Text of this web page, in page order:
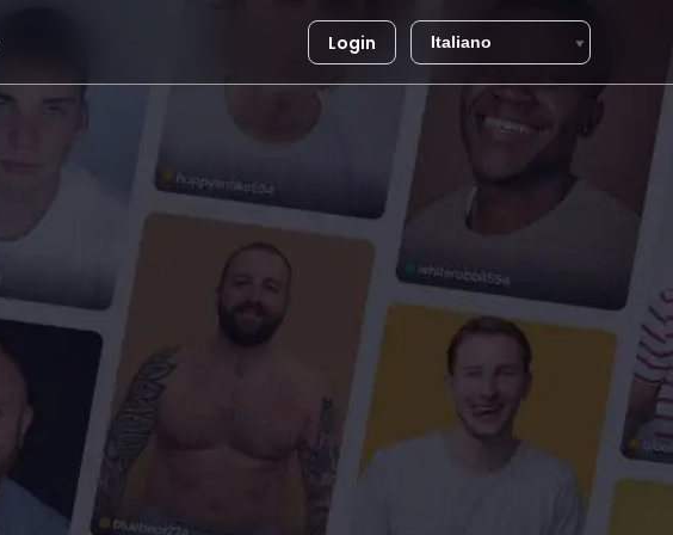
Login